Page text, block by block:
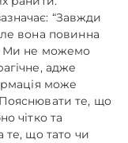
“Завжди
вона повинна
Ми не можемо
адже
може
те, що
чітко та
те, що тато чи